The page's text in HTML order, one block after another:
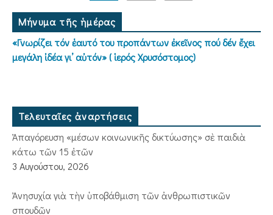
Μήνυμα τῆς ἡμέρας
«Γνωρίζει τόν ἑαυτό του προπάντων ἐκεῖνος πού δέν ἔχει
μεγάλη ἰδέα γι’ αὐτόν» ( ἱερός Χρυσόστομος)
Τελευταῖες ἀναρτήσεις
Ἀπαγόρευση «μέσων κοινωνικῆς δικτύωσης» σὲ παιδιὰ
κάτω τῶν 15 ἐτῶν
3 Αυγούστου, 2026
Ἀνησυχία γιὰ τὴν ὑποβάθμιση τῶν ἀνθρωπιστικῶν
σπουδῶν